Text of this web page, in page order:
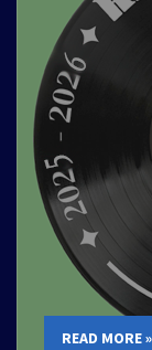
READ MORE »